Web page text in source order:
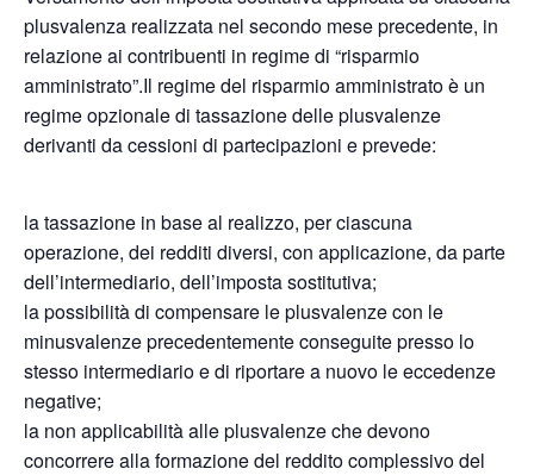
plusvalenza realizzata nel secondo mese precedente, in
relazione ai contribuenti in regime di “risparmio
amministrato”.Il regime del risparmio amministrato è un
regime opzionale di tassazione delle plusvalenze
derivanti da cessioni di partecipazioni e prevede:
la tassazione in base al realizzo, per ciascuna
operazione, dei redditi diversi, con applicazione, da parte
dell’intermediario, dell’imposta sostitutiva;
la possibilità di compensare le plusvalenze con le
minusvalenze precedentemente conseguite presso lo
stesso intermediario e di riportare a nuovo le eccedenze
negative;
la non applicabilità alle plusvalenze che devono
concorrere alla formazione del reddito complessivo del